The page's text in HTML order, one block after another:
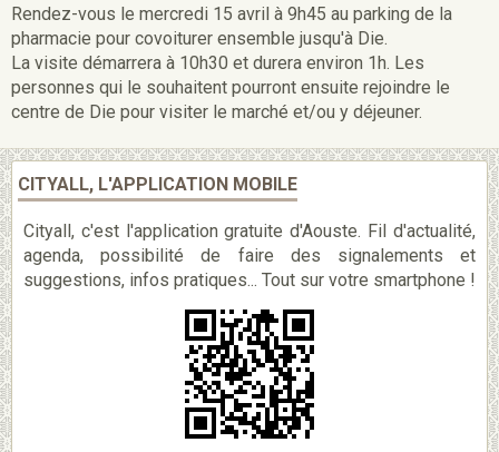
Rendez-vous le mercredi 15 avril à 9h45 au parking de la
pharmacie pour covoiturer ensemble jusqu'à Die.
La visite démarrera à 10h30 et durera environ 1h. Les
personnes qui le souhaitent pourront ensuite rejoindre le
centre de Die pour visiter le marché et/ou y déjeuner.
CITYALL, L'APPLICATION MOBILE
Cityall, c'est l'application gratuite d'Aouste. Fil d'actualité,
agenda, possibilité de faire des signalements et
suggestions, infos pratiques... Tout sur votre smartphone !